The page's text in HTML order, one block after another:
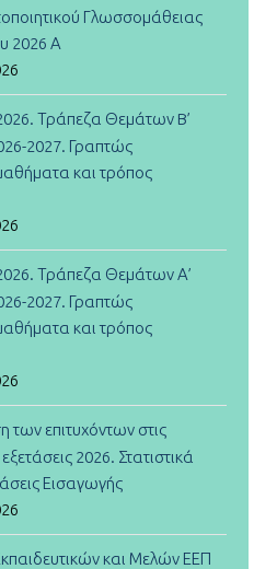
Γλωσσομάθειας
2026 Α
Τράπεζα Θεμάτων B’
2027. Γραπτώς
και τρόπος
Τράπεζα Θεμάτων Α’
2027. Γραπτώς
και τρόπος
των επιτυχόντων στις
2026. Στατιστικά
Εισαγωγής
και Μελών ΕΕΠ